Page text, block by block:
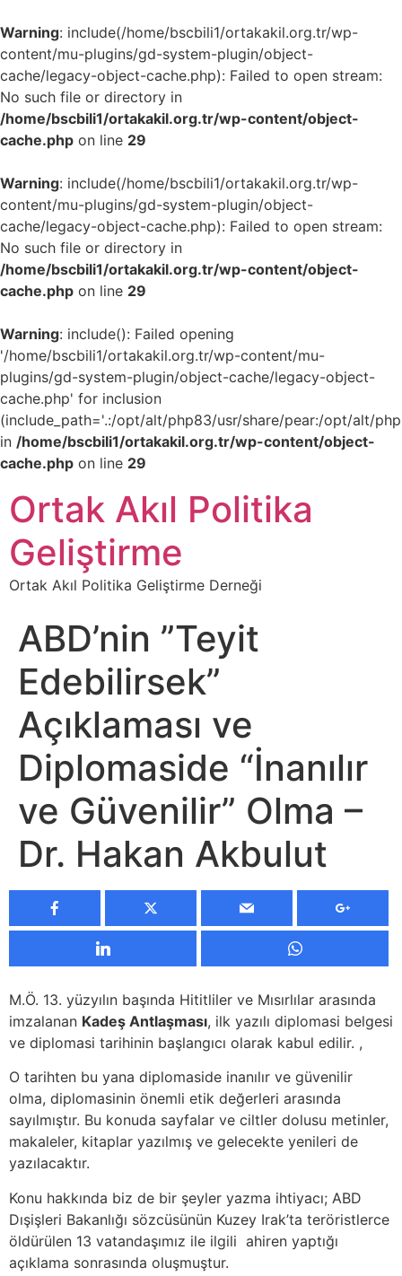
Warning: include(/home/bscbili1/ortakakil.org.tr/wp-
content/mu-plugins/gd-system-plugin/object-
cache/legacy-object-cache.php): Failed to open stream:
No such file or directory in
/home/bscbili1/ortakakil.org.tr/wp-content/object-
cache.php on line 29
Warning: include(/home/bscbili1/ortakakil.org.tr/wp-
content/mu-plugins/gd-system-plugin/object-
cache/legacy-object-cache.php): Failed to open stream:
No such file or directory in
/home/bscbili1/ortakakil.org.tr/wp-content/object-
cache.php on line 29
Warning: include(): Failed opening
'/home/bscbili1/ortakakil.org.tr/wp-content/mu-
plugins/gd-system-plugin/object-cache/legacy-object-
cache.php' for inclusion
(include_path='.:/opt/alt/php83/usr/share/pear:/opt/alt/
in /home/bscbili1/ortakakil.org.tr/wp-content/object-
cache.php on line 29
Ortak Akıl Politika
Geliştirme
Ortak Akıl Politika Geliştirme Derneği
ABD’nin ”Teyit
Edebilirsek”
Açıklaması ve
Diplomaside “İnanılır
ve Güvenilir” Olma –
Dr. Hakan Akbulut
M.Ö. 13. yüzyılın başında Hititliler ve Mısırlılar arasında
imzalanan Kadeş Antlaşması, ilk yazılı diplomasi belgesi
ve diplomasi tarihinin başlangıcı olarak kabul edilir. ,
O tarihten bu yana diplomaside inanılır ve güvenilir
olma, diplomasinin önemli etik değerleri arasında
sayılmıştır. Bu konuda sayfalar ve ciltler dolusu metinler,
makaleler, kitaplar yazılmış ve gelecekte yenileri de
yazılacaktır.
Konu hakkında biz de bir şeyler yazma ihtiyacı; ABD
Dışişleri Bakanlığı sözcüsünün Kuzey Irak’ta teröristlerce
öldürülen 13 vatandaşımız ile ilgili ahiren yaptığı
açıklama sonrasında oluşmuştur.